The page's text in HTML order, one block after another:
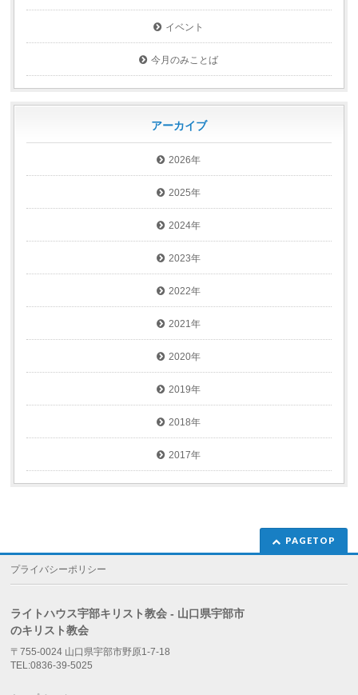
イベント
今月のみことば
アーカイブ
2026年
2025年
2024年
2023年
2022年
2021年
2020年
2019年
2018年
2017年
PAGETOP
プライバシーポリシー
ライトハウス宇部キリスト教会 - 山口県宇部市
のキリスト教会
〒755-0024 山口県宇部市野原1-7-18
TEL:0836-39-5025